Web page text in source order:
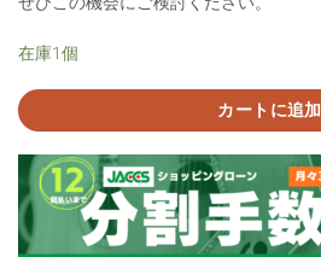
在庫1個
カートに追加